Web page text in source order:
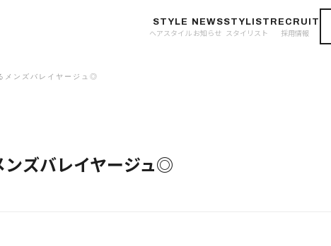
STYLE
ヘアスタイル
NEWS
お知らせ
STYLIST
スタイリスト
RECRUIT
採用情報
メンズバレイヤージュ◎
ンズバレイヤージュ◎